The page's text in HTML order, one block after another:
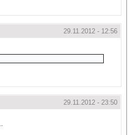
29.11.2012 - 12:56
29.11.2012 - 23:50